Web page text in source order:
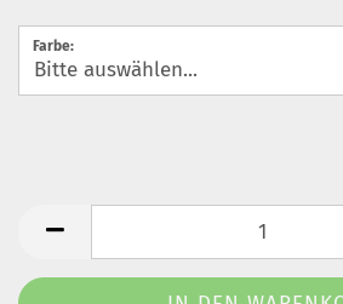
Farbe: